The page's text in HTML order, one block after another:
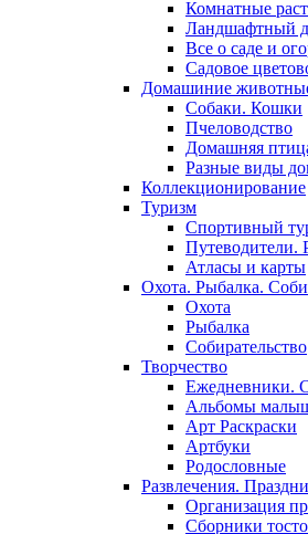
Комнатные
Ландшафтный
Все о саде и
Садовое
Домашиние
Собаки. Кошки
Пчеловодство
Домашняя
Разные виды
Коллекционирование
Туризм
Спортивный
Путеводители.
Атласы и карты
Охота. Рыбалка.
Охота
Рыбалка
Собирательство
Творчество
Ежедневники.
Альбомы
Арт Раскраски
Артбуки
Родословные
Развлечения.
Организация
Сборники